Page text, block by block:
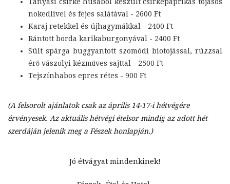
nokedlivel és fejes salátával - 2600 Ft
Karaj retekkel és újhagymákkal - 2400 Ft
Rántott borda karikaburgonyával - 2400 Ft
Sült spárga buggyantott szomódi biotojással, rúzzsal
érő vászolyi kézműves sajttal - 2500 Ft
Tejszínhabos epres rétes - 900 Ft
(A felsorolt ajánlatok csak az április 14-17-i hétvégére
érvényesek. Az aktuális hétvégi ételsor mindig az adott hét
szerdáján jelenik meg a Fészek honlapján.)
Jó étvágyat mindenkinek!